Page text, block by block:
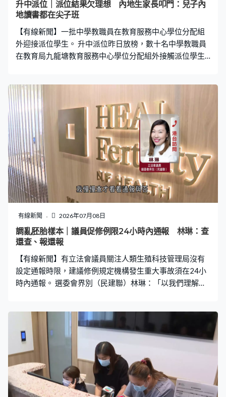
本市場的知名度，所以其實我們跟很多包括中東、包括一
和人才招聘部分，其實也得到了很大的幫助。」
升中派位｜派位結果欠理想 內地生家長叩門：兒子內
地讀書都在尖子班
【有線新聞】一批中學教職員在教育服務中心學位分配組
外迎接派位學生。 升中派位昨日放榜，數十名中學教職員
在教育局九龍塘教育服務中心學位分配組外接觸派位學生
成績很好，但派位結果欠理想，希望可以叩門爭取更好的
學校。家長李先生：「我們都住在沙田，當然希望派到沙
田較好的學校。現在派了很差的學校，排最後的那些，我
的兒子在內地讀書全部都是A。打算去中英文學校，我們從
內地來，本身在內地讀書，全部都是在尖子班。」
有線新聞 2026年07月08日
調亂胚胎樣本｜議員促修例限24小時內通報 林琳：查
還查、報還報
【有線新聞】有立法會議員關注人類生殖科技管理局沒有
設定通報時限，建議修例規定機構發生重大事故須在24小
時內通報。 選委會界別（民建聯）林琳：「以我們理解，
事件應該先通報，再查究竟哪方面出事。而不是發生問
題，我慢慢查才看看通報與否。」